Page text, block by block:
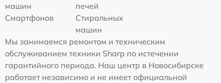
машин
печей
Смартфонов
Стиральных
машин
Мы занимаемся ремонтом и техническим
обслуживанием техники Sharp по истечении
гарантийного периода. Наш центр в Новосибирске
работает независимо и не имеет официальной